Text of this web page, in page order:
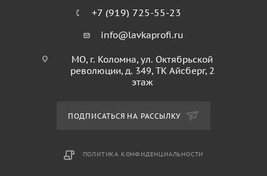
+7 (919) 725-55-23
info@lavkaprofi.ru
МО, г. Коломна, ул. Октябрьской
революции, д. 349, ТК Айсберг, 2
этаж
ПОДПИСАТЬСЯ НА РАССЫЛКУ
ПОЛИТИКА КОНФИДЕНЦИАЛЬНОСТИ